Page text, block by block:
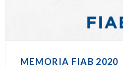
MEMORIA FIAB 2020